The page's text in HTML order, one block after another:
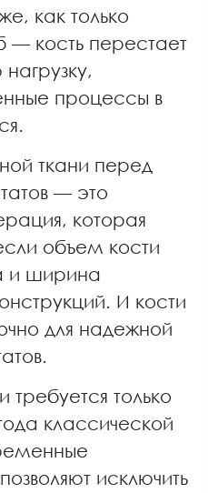
как только
— кость перестает
процессы в
ткани перед
— это
которая
объем кости
и ширина
И кости
для надежной
только
классической
исключить